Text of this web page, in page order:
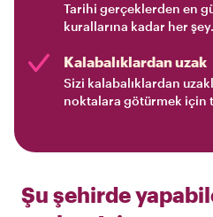
Tarihi gerçeklerden en
kurallarına kadar her şey.
Kalabalıklardan uzak
Sizi kalabalıklardan
noktalara götürmek için
Şu şehirde